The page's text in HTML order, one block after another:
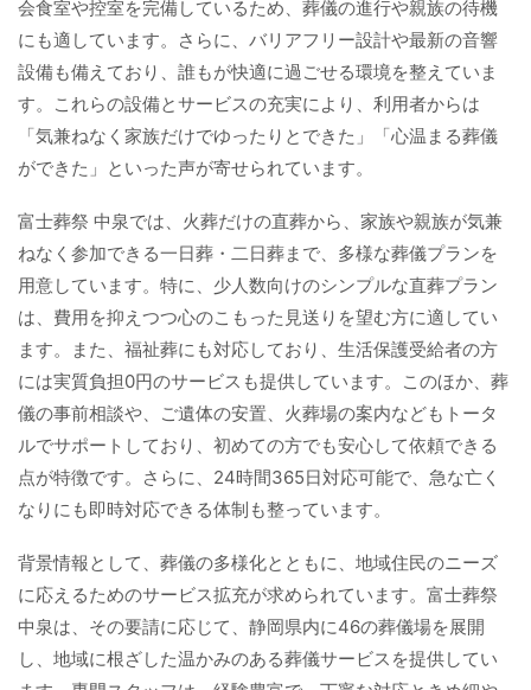
会食室や控室を完備しているため、葬儀の進行や親族の待機
にも適しています。さらに、バリアフリー設計や最新の音響
設備も備えており、誰もが快適に過ごせる環境を整えていま
す。これらの設備とサービスの充実により、利用者からは
「気兼ねなく家族だけでゆったりとできた」「心温まる葬儀
ができた」といった声が寄せられています。
富士葬祭 中泉では、火葬だけの直葬から、家族や親族が気兼
ねなく参加できる一日葬・二日葬まで、多様な葬儀プランを
用意しています。特に、少人数向けのシンプルな直葬プラン
は、費用を抑えつつ心のこもった見送りを望む方に適してい
ます。また、福祉葬にも対応しており、生活保護受給者の方
には実質負担0円のサービスも提供しています。このほか、葬
儀の事前相談や、ご遺体の安置、火葬場の案内などもトータ
ルでサポートしており、初めての方でも安心して依頼できる
点が特徴です。さらに、24時間365日対応可能で、急な亡く
なりにも即時対応できる体制も整っています。
背景情報として、葬儀の多様化とともに、地域住民のニーズ
に応えるためのサービス拡充が求められています。富士葬祭
中泉は、その要請に応じて、静岡県内に46の葬儀場を展開
し、地域に根ざした温かみのある葬儀サービスを提供してい